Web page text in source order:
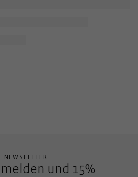
NEWSLETTER
und 15%